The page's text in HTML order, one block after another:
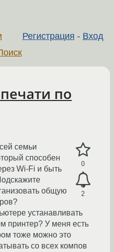
Регистрация - Вход
по
0
2
семьи
способен
Wi-Fi и быть
общую
устанавливать
принтер? У меня есть
тоже можно это
со всех компов